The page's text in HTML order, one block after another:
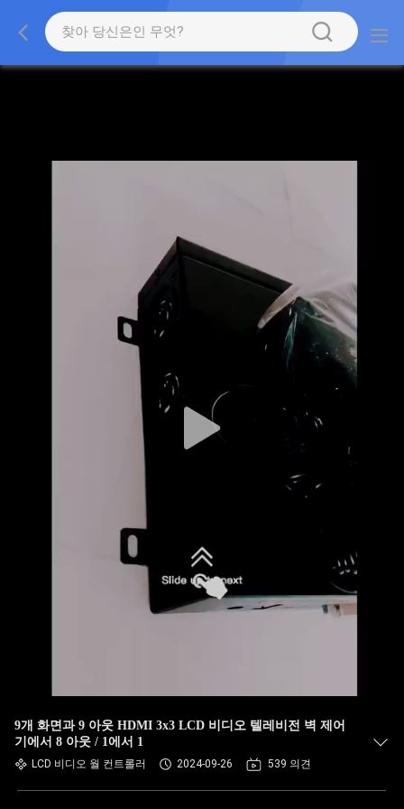
9개 화면과 9 아웃 HDMI 3x3 LCD 비디오 텔레비전 벽 제어
기에서 8 아웃 / 1에서 1
LCD 비디오 월 컨트롤러 2024-09-26 539 의견